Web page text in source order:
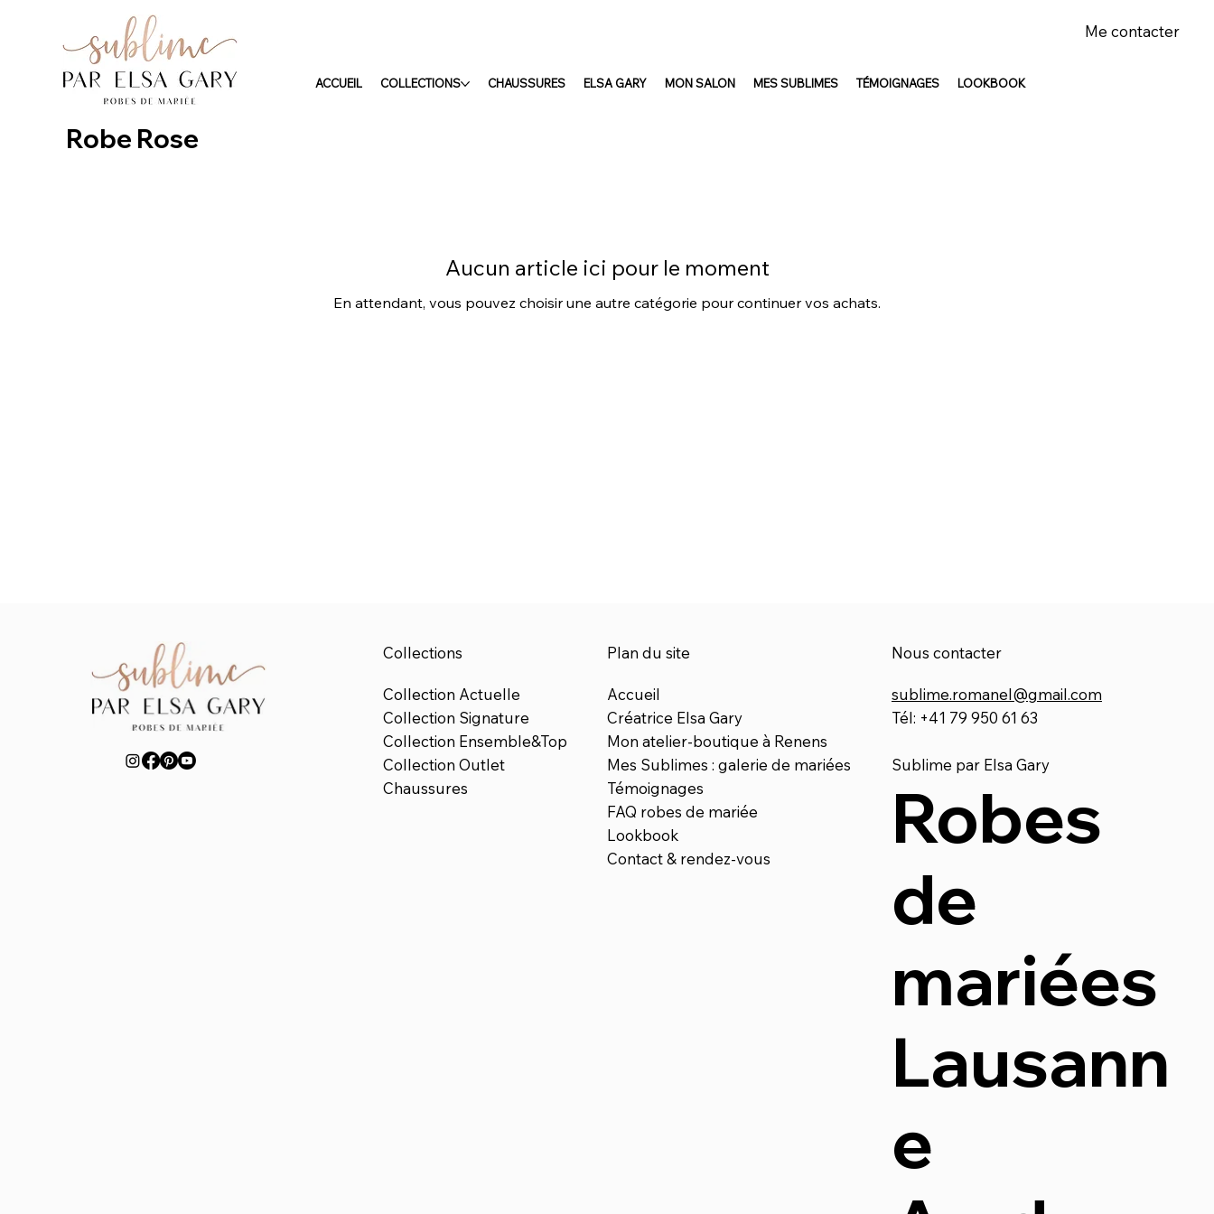
Me contacter
ACCUEIL COLLECTIONS CHAUSSURES ELSA GARY MON SALON MES SUBLIMES TÉMOIGNAGES LOOKBOOK
Robe Rose
Aucun article ici pour le moment
En attendant, vous pouvez choisir une autre catégorie pour continuer vos achats.
Collections
Collection Actuelle
Collection Signature
Collection Ensemble&Top
Collection Outlet
Chaussures
Plan du site
Accueil
Créatrice Elsa Gary
Mon atelier-boutique à Renens
Mes Sublimes : galerie de mariées
Témoignages
FAQ robes de mariée
Lookbook
Contact & rendez-vous
Nous contacter
sublime.romanel@gmail.com
Tél: +41 79 950 61 63
Sublime par Elsa Gary
Robes
de
mariées
Lausann
e